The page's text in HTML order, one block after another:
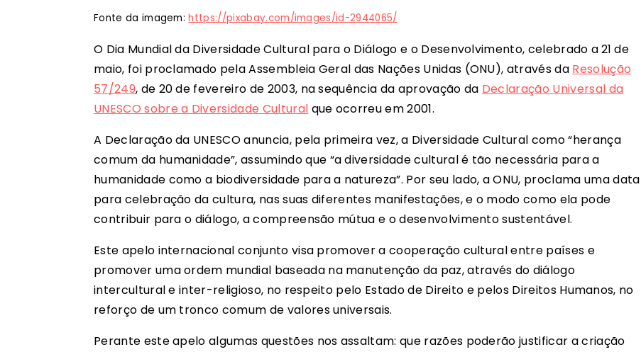
Fonte da imagem:https://pixabay.com/images/id-2944065/
O Dia Mundial da Diversidade Cultural para o Diálogo e o Desenvolvimento, celebrado a21 de
maio, foi proclamado pela Assembleia Geral das Nações Unidas (ONU), através da Resolução
57/249, de 20 de fevereiro de 2003, na sequência da aprovação da Declaração Universal da
UNESCO sobre a Diversidade Cultural que ocorreu em 2001.
A Declaração da UNESCO anuncia, pela primeira vez, a Diversidade Cultural como “herança
comum da humanidade”, assumindo que “a diversidade cultural é tão necessária para a
humanidade como a biodiversidade para a natureza”. Por seu lado, a ONU, proclama uma data
para celebração da cultura, nas suas diferentes manifestações, e o modo como ela pode
contribuir para o diálogo, a compreensão mútua e o desenvolvimento sustentável.
Este apelo internacional conjunto visa promover a cooperação cultural entre países e
promover uma ordem mundial baseada na manutenção da paz, através do diálogo
intercultural e inter-religioso, no respeito pelo Estado de Direito e pelos Direitos Humanos, no
reforço de um tronco comum de valores universais.
Perante este apelo algumas questões nos assaltam: que razões poderão justificar a criação